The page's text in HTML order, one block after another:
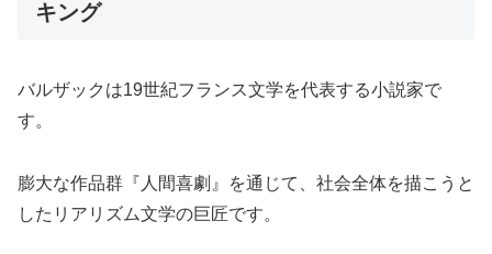
キング
バルザックは19世紀フランス文学を代表する小説家で
す。
膨大な作品群『人間喜劇』を通じて、社会全体を描こうと
したリアリズム文学の巨匠です。